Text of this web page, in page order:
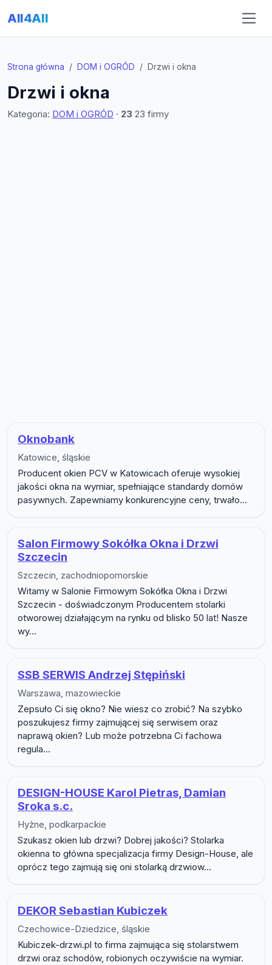
All4All
Strona główna DOM i OGRÓD Drzwi i okna
Drzwi i okna
Kategoria: DOM i OGRÓD · 23 23 firmy
Oknobank
Katowice, śląskie
Producent okien PCV w Katowicach oferuje wysokiej
jakości okna na wymiar, spełniające standardy domów
pasywnych. Zapewniamy konkurencyjne ceny, trwało...
Salon Firmowy Sokółka Okna i Drzwi
Szczecin
Szczecin, zachodniopomorskie
Witamy w Salonie Firmowym Sokółka Okna i Drzwi
Szczecin - doświadczonym Producentem stolarki
otworowej działającym na rynku od blisko 50 lat! Nasze
wy...
SSB SERWIS Andrzej Stępiński
Warszawa, mazowieckie
Zepsuło Ci się okno? Nie wiesz co zrobić? Na szybko
poszukujesz firmy zajmującej się serwisem oraz
naprawą okien? Lub może potrzebna Ci fachowa
regula...
DESIGN-HOUSE Karol Pietras, Damian
Sroka s.c.
Hyżne, podkarpackie
Szukasz okien lub drzwi? Dobrej jakości? Stolarka
okienna to główna specjalizacja firmy Design-House, ale
oprócz tego zajmują się oni stolarką drzwiow...
DEKOR Sebastian Kubiczek
Czechowice-Dziedzice, śląskie
Kubiczek-drzwi.pl to firma zajmująca się stolarstwem
drzwi oraz schodów, robionych oczywiście na wymiar.